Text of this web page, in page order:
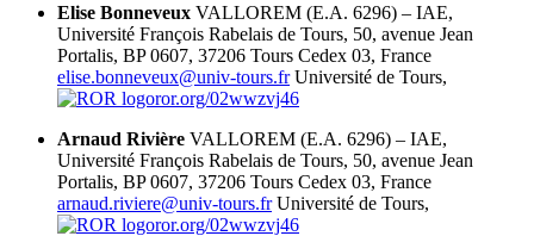
Elise Bonneveux VALLOREM (E.A. 6296) – IAE,
Université François Rabelais de Tours, 50, avenue Jean
Portalis, BP 0607, 37206 Tours Cedex 03, France
elise.bonneveux@univ-tours.fr Université de Tours,
ror.org/02wwzvj46
Arnaud Rivière VALLOREM (E.A. 6296) – IAE,
Université François Rabelais de Tours, 50, avenue Jean
Portalis, BP 0607, 37206 Tours Cedex 03, France
arnaud.riviere@univ-tours.fr Université de Tours,
ror.org/02wwzvj46